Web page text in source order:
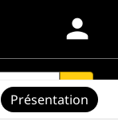
person
search
Présentation